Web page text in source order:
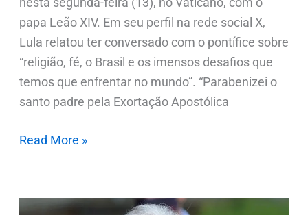
papa Leão XIV. Em seu perfil na rede social X,
Lula relatou ter conversado com o pontífice sobre
“religião, fé, o Brasil e os imensos desafios que
temos que enfrentar no mundo”. “Parabenizei o
santo padre pela Exortação Apostólica
Read More »
Fachin